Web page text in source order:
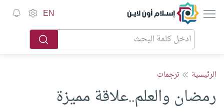
إسلام أون لاين EN
الرئيسية ترجمات
رمضان والعلم..علاقة مميزة